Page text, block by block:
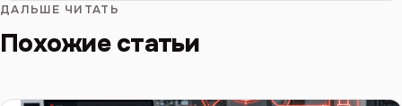
ДАЛЬШЕ ЧИТАТЬ
Похожие статьи